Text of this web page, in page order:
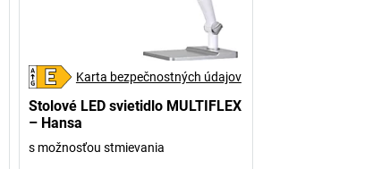
Karta bezpečnostných údajov
Stolové LED svietidlo MULTIFLEX
– Hansa
s možnosťou stmievania